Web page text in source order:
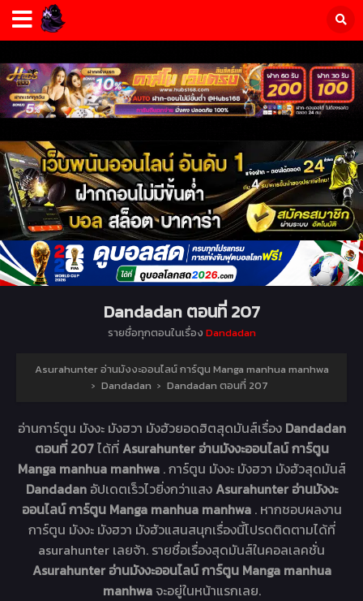
Dandadan ตอนที่ 207
รายชื่อทุกตอนในเรื่อง Dandadan
Asurahunter อ่านมังงะออนไลน์ การ์ตูน Manga manhua manhwa
› Dandadan › Dandadan ตอนที่ 207
อ่านการ์ตูน มังงะ มังฮวา มังฮัวยอดฮิตสุดมันส์เรื่อง Dandadan
ตอนที่ 207ได้ที่Asurahunter อ่านมังงะออนไลน์ การ์ตูน
Manga manhua manhwa . การ์ตูน มังงะ มังฮวา มังฮัวสุดมันส์
Dandadan อัปเดตเร็วไวยิ่งกว่าแสงAsurahunter อ่านมังงะ
ออนไลน์ การ์ตูน Manga manhua manhwa . หากชอบผลงาน
การ์ตูน มังงะ มังฮวา มังฮัวแสนสนุกเรื่องนี้โปรดติดตามได้ที่
asurahunter เลยจ้า. รายชื่อเรื่องสุดมันส์ในคอลเลคชั่น
Asurahunter อ่านมังงะออนไลน์ การ์ตูน Manga manhua
manhwa จะอยู่ในหน้าแรกเลย.